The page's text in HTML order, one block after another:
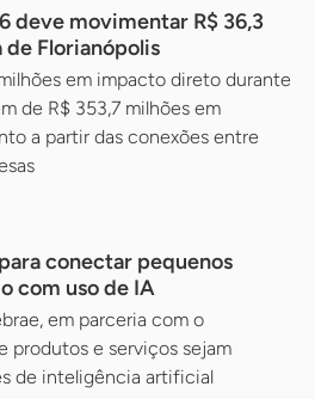
deve movimentar R$ 36,3
de Florianópolis
em impacto direto durante
de R$ 353,7 milhões em
a partir das conexões entre
conectar pequenos
com uso de IA
em parceria com o
produtos e serviços sejam
de inteligência artificial